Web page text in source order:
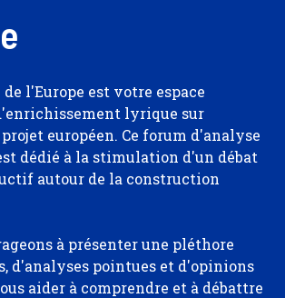
l'Europe est votre espace
lyrique sur
européen. Ce forum d'analyse
dédié à la stimulation d'un débat
autour de la construction
à présenter une pléthore
d'analyses pointues et d'opinions
aider à comprendre et à débattre